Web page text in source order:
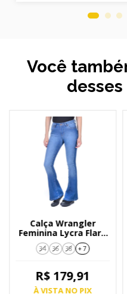
Você
Calça Wrangler
Feminina Lycra Flare
Cintura Alta WF5101
34 36 38 + 7
R$ 179,91
À VISTA NO PIX